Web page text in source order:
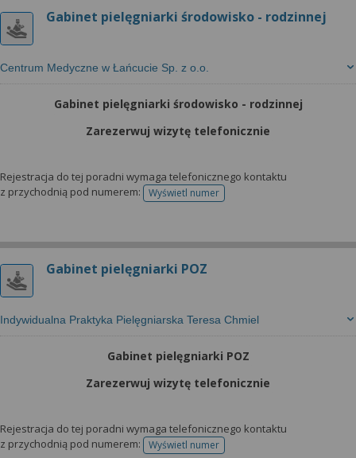
Gabinet pielęgniarki środowisko - rodzinnej
Centrum Medyczne w Łańcucie Sp. z o.o.
Gabinet pielęgniarki środowisko - rodzinnej
Zarezerwuj wizytę telefonicznie
Rejestracja do tej poradni wymaga telefonicznego kontaktu
z przychodnią pod numerem:
Wyświetl numertelefonu do rejestracji
Gabinet pielęgniarki POZ
Indywidualna Praktyka Pielęgniarska Teresa Chmiel
Gabinet pielęgniarki POZ
Zarezerwuj wizytę telefonicznie
Rejestracja do tej poradni wymaga telefonicznego kontaktu
z przychodnią pod numerem:
Wyświetl numertelefonu do rejestracji